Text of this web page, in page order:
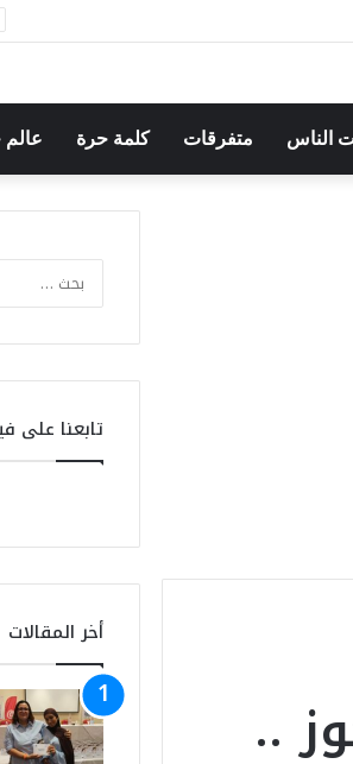
وصالح الفرزيط في البال
الناس متفرقات كلمة حرة عالم
..
تابعنا على
أخر المقالات